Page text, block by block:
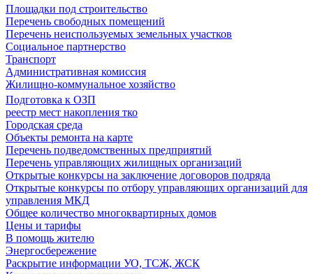
Площадки под строительство
Перечень свободных помещений
Перечень неиспользуемых земельных участков
Социальное партнерство
Транспорт
Административная комиссия
Жилищно-коммунальное хозяйство
Подготовка к ОЗП
реестр мест накопления тко
Городская среда
Объекты ремонта на карте
Перечень подведомственных предприятий
Перечень управляющих жилищных организаций
Открытые конкурсы на заключение договоров подряда
Открытые конкурсы по отбору управляющих организаций для
управления МКД
Общее количество многоквартирных домов
Цены и тарифы
В помощь жителю
Энергосбережение
Раскрытие информации УО, ТСЖ, ЖСК